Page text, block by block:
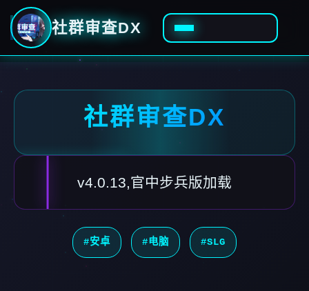
社群审查DX
社群审查DX
v4.0.13,官中步兵版加载
#安卓 #电脑 #SLG